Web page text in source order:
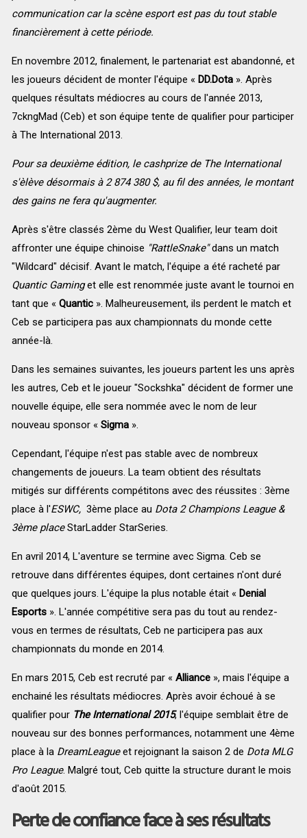
communication car la scène esport est pas du tout stable
financièrement à cette période.
En novembre 2012, finalement, le partenariat est abandonné, et
les joueurs décident de monter l'équipe « DD.Dota». Après
quelques résultats médiocres au cours de l'année 2013,
7ckngMad (Ceb) et son équipe tente de qualifier pour participer
à The International 2013.
Pour sa deuxième édition, le cashprize de The International
s'èlève désormais à 2 874 380 $, au fil des années, le montant
des gains ne fera qu'augmenter.
Après s'être classés 2ème du West Qualifier, leur team doit
affronter une équipe chinoise "RattleSnake"dans un match
"Wildcard" décisif. Avant le match, l'équipe a été racheté par
Quantic Gaminget elle est renommée juste avant le tournoi en
tant que « Quantic ». Malheureusement, ils perdent le match et
Ceb se participera pas aux championnats du monde cette
année-là.
Dans les semaines suivantes, les joueurs partent les uns après
les autres, Ceb et le joueur "Sockshka" décident de former une
nouvelle équipe, elle sera nommée avec le nom de leur
nouveau sponsor « Sigma ».
Cependant, l'équipe n'est pas stable avec de nombreux
changements de joueurs. La team obtient des résultats
mitigés sur différents compétitons avec des réussites : 3ème
place à l'ESWC,3ème place au Dota 2 Champions League &
3ème placeStarLadder StarSeries.
En avril 2014, L'aventure se termine avec Sigma. Ceb se
retrouve dans différentes équipes, dont certaines n'ont duré
que quelques jours. L'équipe la plus notable était « Denial
Esports». L'année compétitive sera pas du tout au rendez-
vous en termes de résultats, Ceb ne participera pas aux
championnats du monde en 2014.
En mars 2015, Ceb est recruté par « Alliance », mais l'équipe a
enchainé les résultats médiocres. Après avoir échoué à se
qualifier pour The International 2015, l'équipe semblait être de
nouveau sur des bonnes performances, notamment une 4ème
place à la DreamLeagueet rejoignant la saison 2 de Dota MLG
Pro League. Malgré tout, Ceb quitte la structure durant le mois
d'août 2015.
Perte de confiance face à ses résultats